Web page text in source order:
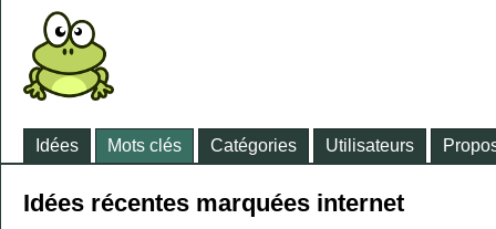
Idées Mots clés Catégories Utilisateurs
Idées récentes marquées internet